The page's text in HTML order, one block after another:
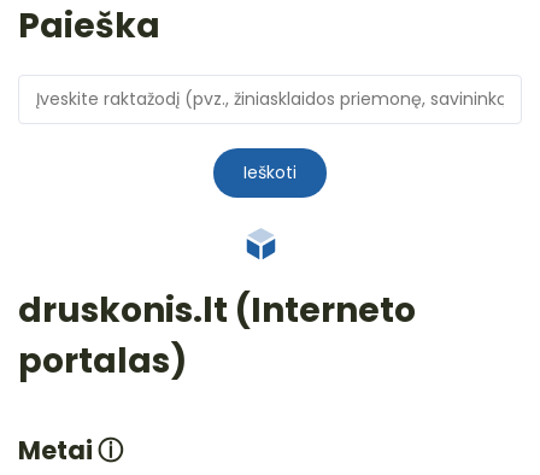
Paieška
Ieškoti
druskonis.lt (Interneto
portalas)
Metaiⓘ